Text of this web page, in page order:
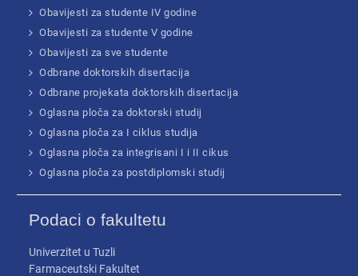
Obavijesti za studente IV godine
Obavijesti za studente V godine
Obavijesti za sve studente
Odbrane doktorskih disertacija
Odbrane projekata doktorskih disertacija
Oglasna ploča za doktorski studij
Oglasna ploča za I ciklus studija
Oglasna ploča za integrisani I i II cikus
Oglasna ploča za postdiplomski studij
Podaci o fakultetu
Univerzitet u Tuzli
Farmaceutski Fakultet